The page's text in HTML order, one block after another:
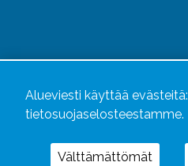
Alueviesti käyttää evästeitä:
tietosuojaselosteestamme.
Välttämättömät